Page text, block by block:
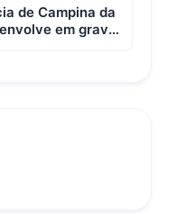
de Campina da
em grave